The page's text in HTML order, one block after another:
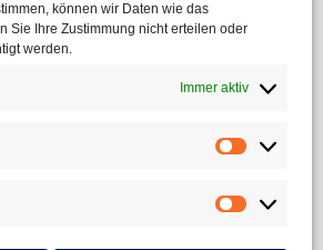
können wir Daten wie das
Sie Ihre Zustimmung nicht erteilen oder
werden.
Immer aktiv
Statistiken
Marketing